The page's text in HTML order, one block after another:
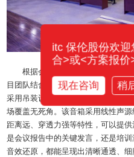
根据会议厅使用频次高、场景
目团队结合现场空间结构与功能布
采用吊装设计，并严格按照声学标
场覆盖无死角。该音箱采用线性声
距离远、穿透力强等特性，可以提
是会议报告中的关键发言，还是培
音效还原，都能呈现出清晰通透、
itc 保伦股份欢
合>或<方案报价
现在咨询 稍